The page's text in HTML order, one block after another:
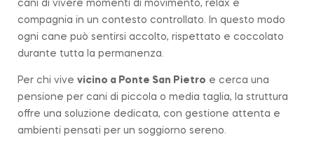
cani di vivere momenti di movimento, relax e
compagnia in un contesto controllato. In questo modo
ogni cane può sentirsi accolto, rispettato e coccolato
durante tutta la permanenza.
Per chi vive vicino a Ponte San Pietro e cerca una
pensione per cani di piccola o media taglia, la struttura
offre una soluzione dedicata, con gestione attenta e
ambienti pensati per un soggiorno sereno.